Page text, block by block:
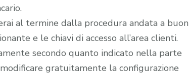
al termine dalla procedura andata a buon
e le chiavi di accesso all’area clienti.
secondo quanto indicato nella parte
gratuitamente la configurazione